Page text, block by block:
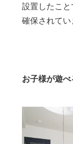
設置したこ
確保されてい
お子様が遊